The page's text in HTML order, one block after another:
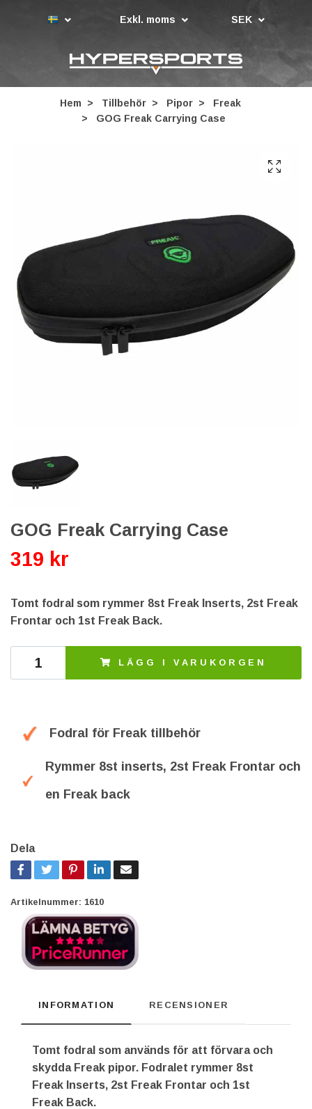
Exkl. moms SEK
Hem Tillbehör Pipor
Freak
GOG Freak Carrying Case
GOG Freak Carrying Case
319 kr
Tomt fodral som rymmer 8st Freak Inserts, 2st Freak
Frontar och 1st Freak Back.
LÄGG I VARUKORGEN
Fodral för Freak tillbehör
Rymmer 8st inserts, 2st Freak Frontar och
en Freak back
Dela
Artikelnummer: 1610
INFORMATION RECENSIONER
Tomt fodral som används för att förvara och
skydda Freak pipor. Fodralet rymmer 8st
Freak Inserts, 2st Freak Frontar och 1st
Freak Back.